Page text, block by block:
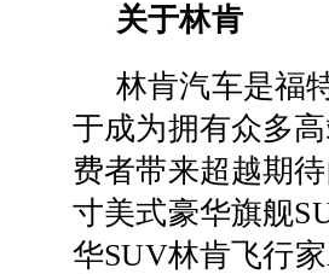
关于林肯
林肯汽车是福
于成为拥有众多
费者带来超越期
寸美式豪华旗舰
华SUV林肯飞行